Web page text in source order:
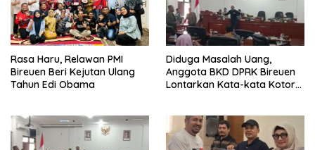
Rasa Haru, Relawan PMI
Bireuen Beri Kejutan Ulang
Tahun Edi Obama
Diduga Masalah Uang,
Anggota BKD DPRK Bireuen
Lontarkan Kata-kata Kotor